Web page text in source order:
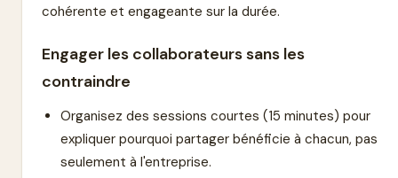
cohérente et engageante sur la durée.
Engager les collaborateurs sans les
contraindre
Organisez des sessions courtes (15 minutes) pour
expliquer pourquoi partager bénéficie à chacun, pas
seulement à l'entreprise.